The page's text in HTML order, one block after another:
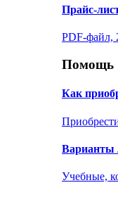
Прайс-
PDF-файл,
Помощь
Как
Варианты
Учебные,